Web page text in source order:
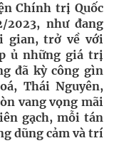
Chính trị Quốc
2023, như đang
gian, trở về với
ủ những giá trị
đã kỳ công gìn
Thái Nguyên,
vang vọng mãi
gạch, mỗi tán
dũng cảm và trí